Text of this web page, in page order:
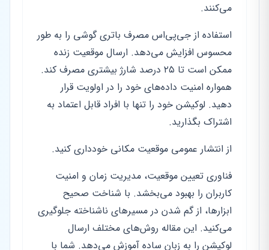
می‌کنند.
استفاده از جی‌پی‌اس مصرف باتری گوشی را به طور
محسوس افزایش می‌دهد. ارسال موقعیت زنده
ممکن است تا ۲۵ درصد شارژ بیشتری مصرف کند.
همواره امنیت داده‌های خود را در اولویت قرار
دهید. لوکیشن خود را تنها با افراد قابل اعتماد به
اشتراک بگذارید.
از انتشار عمومی موقعیت مکانی خودداری کنید.
فناوری تعیین موقعیت، مدیریت زمان و امنیت
کاربران را بهبود می‌بخشد. با شناخت صحیح
ابزارها، از گم شدن در مسیرهای ناشناخته جلوگیری
می‌کنید. این مقاله روش‌های مختلف ارسال
لوکیشن را به زبان ساده آموزش می‌دهد. شما با